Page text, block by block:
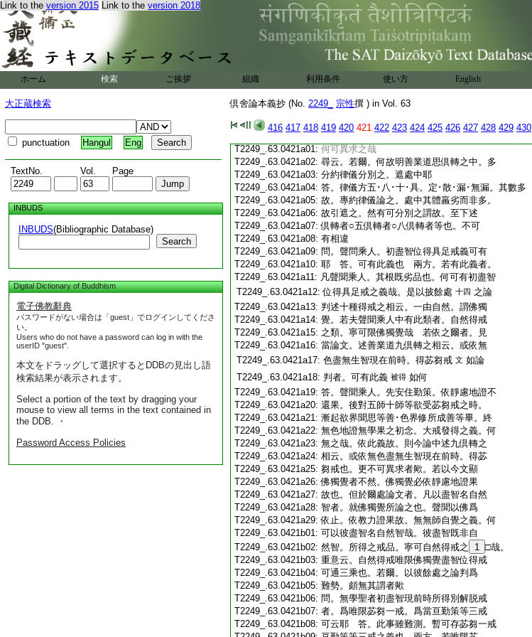
Link to the version 2015 Link to the version 2018
ホーム 検索 ご挨拶 組織 利用条件 使い方 English
大正蔵検索
punctuation Hangul Eng
TextNo. Vol. Page
INBUDS
INBUDS(Bibliographic Database)
Search
Digital Dictionary of Buddhism
電子佛教辭典
パスワードがない場合は「guest」でログインしてくださ
い。
Users who do not have a password can log in with the
userID "guest".
本文をドラッグして選択するとDDBの見出し語
検索結果が表示されます。
Select a portion of the text by dragging your
mouse to view all terms in the text contained in
the DDB. ・
Password Access Policies
倶舍論本義抄 (No. 2249_ 宗性撰 ) in Vol. 63
416 417 418 419 420 421 422 423 424 425 426 427 428 429 430
T2249_.63.0420c20:疏中不説之云難者。於不善業道者。自
T2249_.63.0420c21:
一倶轉至六倶轉。於色業中。偏約處中分
T2249_.63.0420c22:別故。不説不律儀。尤有其謂。何可疑之
哉。乘之明七倶轉八倶轉之義故。唯約處
中亦明之。豈不爾哉。況論中述如是五六
T2249_.63.0420c25:七皆如理應知。釋中判餘未説者。思量可
T2249_.63.0420c26:知。寧非顯攝不律儀之義哉。依之重見
T2249_.63.0420c27:下文論述謂於欲界天鬼傍生及人三洲。十
T2249_.63.0420c28:
T2249_.63.0420c29: 不律儀名爲業道。言非業道。非細尋文 文
T2249_.63.0421a01: 何可異求之哉
T2249_.63.0421a02: 尋云。若爾。何故明善業道思倶轉之中。多
T2249_.63.0421a03: 分約律儀分別之。遮處中耶
T2249_.63.0421a04: 答。律儀方五･八･十･具。定･散･漏･無漏。其數多
T2249_.63.0421a05: 故。專約律儀論之。處中其體羸劣而非多。
T2249_.63.0421a06: 故引遮之。然有可分別之謂故。至下述
T2249_.63.0421a07:倶轉者○五倶轉者○八倶轉者等也。不可
T2249_.63.0421a08: 有相違
T2249_.63.0421a09: 問。聲問乘人。初盡智位得具足戒義可有
T2249_.63.0421a10: 耶 答。可有此義也 兩方。若有此義者。
T2249_.63.0421a11: 凡聲聞乘人。其根既劣品也。何可有初盡智
T2249_.63.0421a12: 位得具足戒之義哉。是以披餘處 十四 之論
T2249_.63.0421a13: 判述十種得戒之相云。一由自然。謂佛獨
T2249_.63.0421a14: 覺。若夫聲聞乘人中有此類者。自然得戒
T2249_.63.0421a15: 之類。寧可限佛獨覺哉 若依之爾者。見
T2249_.63.0421a16: 當論文。述善業道九倶轉之相云。或依無
T2249_.63.0421a17: 色盡無生智現在前時。得苾芻戒 文 如論
T2249_.63.0421a18: 判者。可有此義 被得 如何
T2249_.63.0421a19: 答。聲聞乘人。先安住勤策。依靜慮地證不
T2249_.63.0421a20: 還果。後對五師十師等欲受苾芻戒之時。
T2249_.63.0421a21: 漸起欲界聞思等善･色界修所成善等畢。終
T2249_.63.0421a22: 無色地證無學果之初念。大戒發得之義。何
T2249_.63.0421a23: 無之哉。依此義故。則今論中述九倶轉之
T2249_.63.0421a24: 相云。或依無色盡無生智現在前時。得苾
T2249_.63.0421a25: 芻戒也。更不可異求者歟。若以今文顯
T2249_.63.0421a26:佛獨覺者不然。佛獨覺必依靜慮地證果
T2249_.63.0421a27: 故也。但於爾處論文者。凡以盡智名自然
T2249_.63.0421a28: 智者。就佛獨覺所論之也。聲聞以佛爲
T2249_.63.0421a29:依止。依教力證果故。無無師自覺之義。何
T2249_.63.0421b01: 可以彼盡智名自然智哉。彼盡智既非自
T2249_.63.0421b02: 然智。所得之戒品。寧可自然得戒之 1 □哉。
T2249_.63.0421b03: 重意云。自然得戒唯限佛獨覺盡智位得戒
T2249_.63.0421b04: 可通三乘也。若爾。以彼餘處之論判爲
T2249_.63.0421b05: 難勢。頗無其謂者歟
T2249_.63.0421b06: 問。無學聖者初盡智現前時所得別解脱戒
T2249_.63.0421b07: 者。爲唯限苾芻一戒。爲當亘勤策等三戒
T2249_.63.0421b08: 可云耶 答。此事雖難測。暫可存苾芻一戒